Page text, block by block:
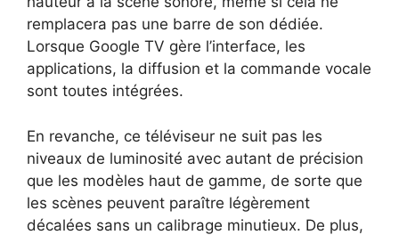
remplacera pas une barre de son dédiée.
Lorsque Google TV gère l’interface, les
applications, la diffusion et la commande vocale
sont toutes intégrées.
En revanche, ce téléviseur ne suit pas les
niveaux de luminosité avec autant de précision
que les modèles haut de gamme, de sorte que
les scènes peuvent paraître légèrement
décalées sans un calibrage minutieux. De plus,